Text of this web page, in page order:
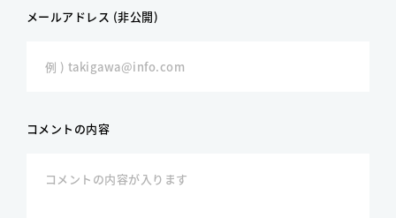
メールアドレス (非公開)
コメントの内容